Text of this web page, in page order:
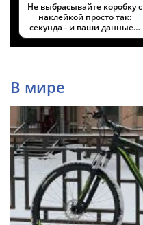
Не выбрасывайте коробку с
наклейкой просто так:
секунда - и ваши данные…
В мире